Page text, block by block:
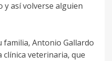
así volverse alguien
familia, Antonio Gallardo
veterinaria, que